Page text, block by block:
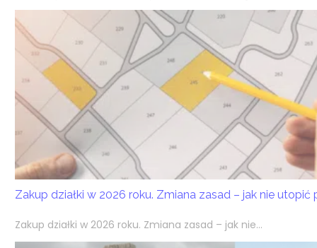
Zakup działki w 2026 roku. Zmiana zasad – jak nie utopić
Zakup działki w 2026 roku. Zmiana zasad – jak nie...